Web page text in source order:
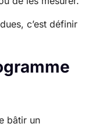
c’est définir
bâtir un